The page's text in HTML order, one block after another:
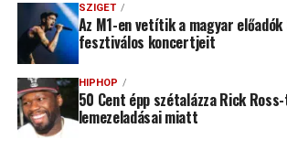
SZIGET
Az M1-en vetítik a magyar
fesztiválos koncertjeit
HIPHOP
50 Cent épp szétalázza Rick
lemezeladásai miatt